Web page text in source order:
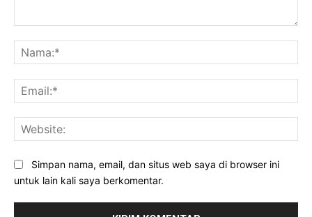
Simpan nama, email, dan situs web saya di browser ini
untuk lain kali saya berkomentar.